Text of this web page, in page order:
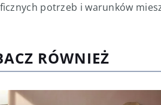
potrzeb i warunków
RÓWNIEŻ